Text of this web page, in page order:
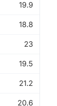
19.9
18.8
23
19.5
21.2
20.6